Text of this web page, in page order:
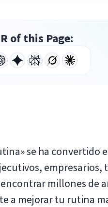
of this Page:
se ha convertido
encontrar millones
a mejorar tu rutina